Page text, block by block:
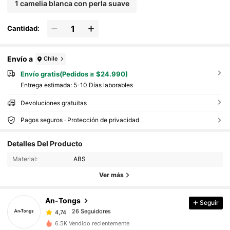
1 camelia blanca con perla suave
Cantidad:
Envío a Chile
Envío gratis(Pedidos ≥ $24.990)
Entrega estimada: 5-10 Días laborables
Devoluciones gratuitas
Pagos seguros · Protección de privacidad
Detalles Del Producto
Material: ABS
Ver más
An-Tongs
4,74 26 Seguidores
26 Seguidores
4,74 26 Seguidores
Seguir
6.5K Vendido recientemente